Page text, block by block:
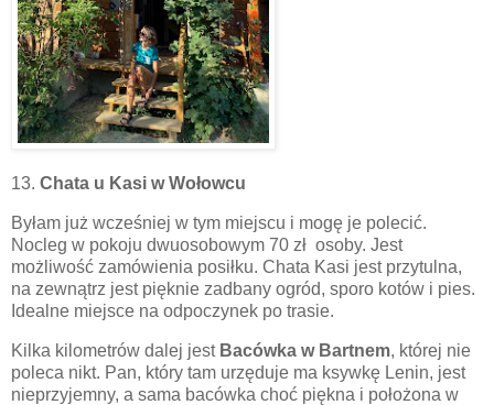
13. Chata u Kasi w Wołowcu
Byłam już wcześniej w tym miejscu i mogę je polecić.
Nocleg w pokoju dwuosobowym 70 zł osoby. Jest
możliwość zamówienia posiłku. Chata Kasi jest przytulna,
na zewnątrz jest pięknie zadbany ogród, sporo kotów i pies.
Idealne miejsce na odpoczynek po trasie.
Kilka kilometrów dalej jest Bacówka w Bartnem, której nie
poleca nikt. Pan, który tam urzęduje ma ksywkę Lenin, jest
nieprzyjemny, a sama bacówka choć piękna i położona w